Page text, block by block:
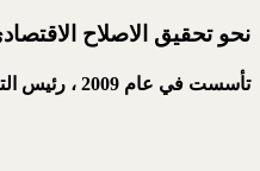
نحو تحقيق الاصلاح
تأسست في عام 2009 ، رئيس